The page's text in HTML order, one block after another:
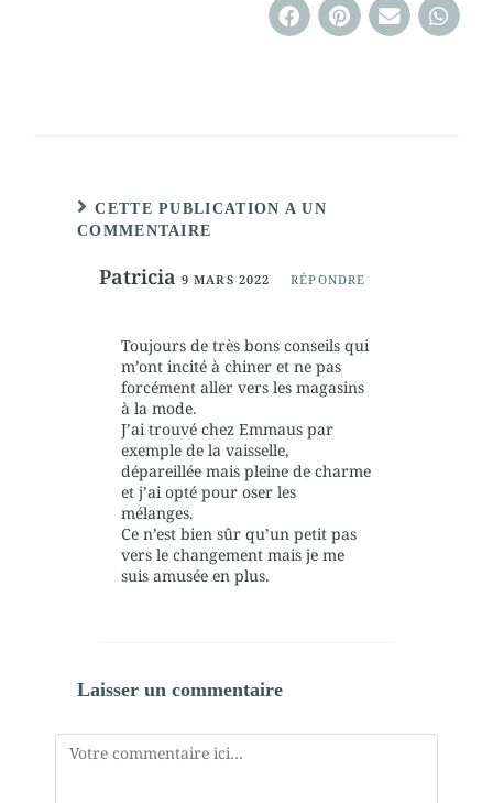
CETTE PUBLICATION A UN
COMMENTAIRE
Patricia 9 MARS 2022 RÉPONDRE
Toujours de très bons conseils qui
m’ont incité à chiner et ne pas
forcément aller vers les magasins
à la mode.
J’ai trouvé chez Emmaus par
exemple de la vaisselle,
dépareillée mais pleine de charme
et j’ai opté pour oser les
mélanges.
Ce n’est bien sûr qu’un petit pas
vers le changement mais je me
suis amusée en plus.
Laisser un commentaire